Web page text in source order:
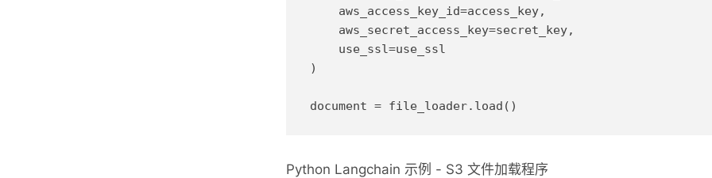
    aws_access_key_id=access_key,
    aws_secret_access_key=secret_key,
    use_ssl=use_ssl
)
Python Langchain 示例 - S3 文件加载程序